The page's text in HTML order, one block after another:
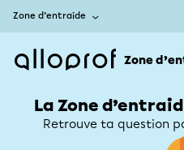
Zone d’entraide
Zone
La Zone
Retrouve ta question